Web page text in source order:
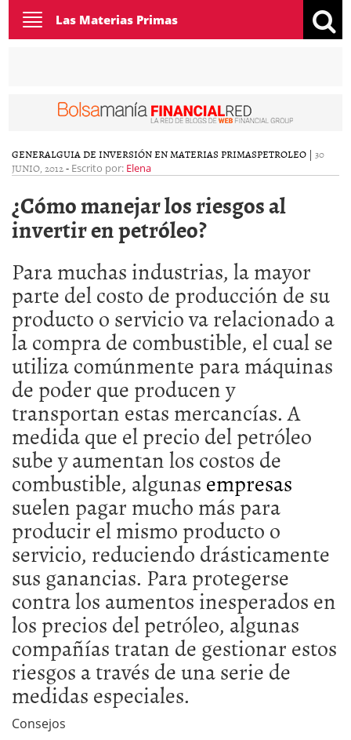
Toggle
navigation
Las Materias Primas
GENERALGUIA DE INVERSIÓN EN MATERIAS PRIMASPETROLEO | 30
JUNIO, 2012- Escrito por: Elena
¿Cómo manejar los riesgos al
invertir en petróleo?
Para muchas industrias, la mayor
parte del costo de producción de su
producto o servicio va relacionado a
la compra de combustible, el cual se
utiliza comúnmente para máquinas
de poder que producen y
transportan estas mercancías. A
medida que el precio del petróleo
sube y aumentan los costos de
combustible, algunasempresas
suelen pagar mucho más para
producir el mismo producto o
servicio, reduciendo drásticamente
sus ganancias. Para protegerse
contra los aumentos inesperados en
los precios del petróleo, algunas
compañías tratan de gestionar estos
riesgos a través de una serie de
medidas especiales.
Consejos